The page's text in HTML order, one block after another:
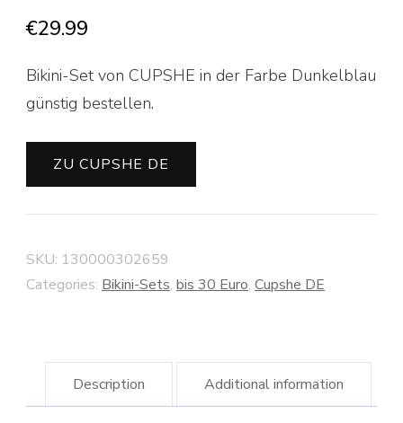
€29.99
Bikini-Set von CUPSHE in der Farbe Dunkelblau
günstig bestellen.
ZU CUPSHE DE
SKU: 130000302659
Categories: Bikini-Sets, bis 30 Euro, Cupshe DE
Description Additional information